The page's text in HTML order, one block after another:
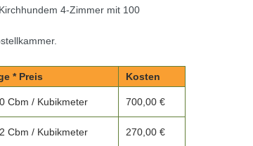
4-Zimmer mit 100
* Preis Kosten
Cbm / Kubikmeter 700,00 €
Cbm / Kubikmeter 270,00 €